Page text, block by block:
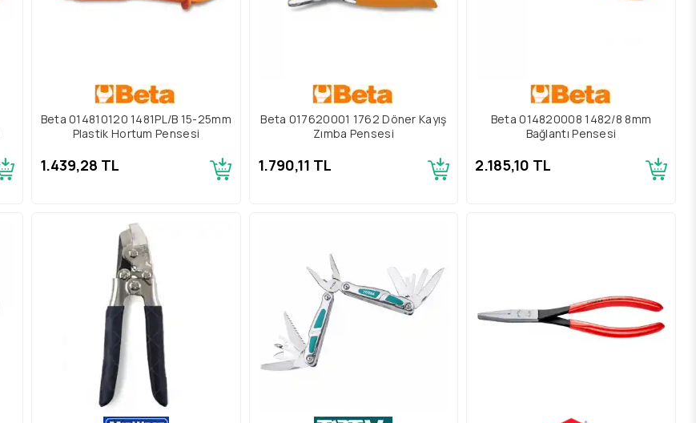
Beta 014810120 1481PL/B 15-25mm
Plastik Hortum Pensesi
1.439,28 TL
Beta 017620001 1762 Döner Kayış
Zımba Pensesi
1.790,11 TL
Beta 014820008 1482/8 8mm
Bağlantı Pensesi
2.185,10 TL